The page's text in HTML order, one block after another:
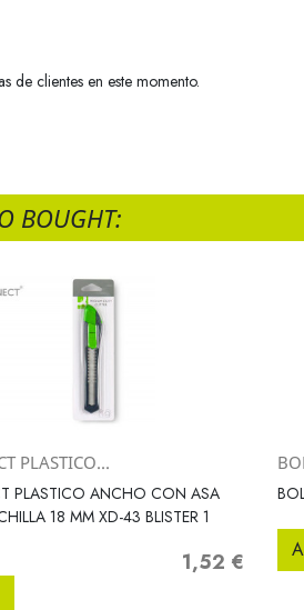
de clientes en este momento.
BOUGHT:
Vista rápida
PLASTICO...
PLASTICO ANCHO CON ASA
18 MM XD-43 BLISTER 1
Precio
1,52 €